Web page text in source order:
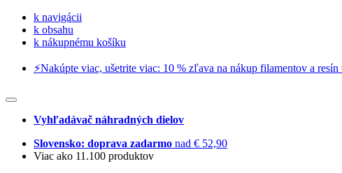
k navigácii
k obsahu
k nákupnému košíku
⚡️Nakúpte viac, ušetrite viac: 10 % zľava na nákup filamentov a resín
Vyhľadávač náhradných dielov
Slovensko: doprava zadarmo nad € 52,90
Viac ako 11.100 produktov